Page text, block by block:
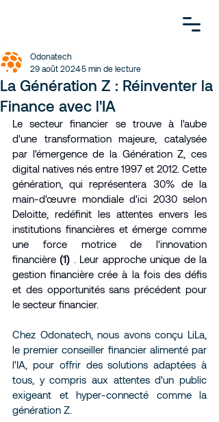
La Génération Z : Réinventer la
Finance avec l'IA
Odonatech
29 août 20245 min de lecture
Le secteur financier se trouve à l'aube
d'une transformation majeure, catalysée
par l'émergence de la Génération Z, ces
digital natives nés entre 1997 et 2012. Cette
génération, qui représentera 30% de la
main-d'œuvre mondiale d'ici 2030 selon
Deloitte, redéfinit les attentes envers les
institutions financières et émerge comme
une force motrice de l'innovation
financière (1) . Leur approche unique de la
gestion financière crée à la fois des défis
et des opportunités sans précédent pour
le secteur financier.
Chez Odonatech, nous avons conçu LiLa,
le premier conseiller financier alimenté par
l'IA, pour offrir des solutions adaptées à
tous, y compris aux attentes d'un public
exigeant et hyper-connecté comme la
génération Z.